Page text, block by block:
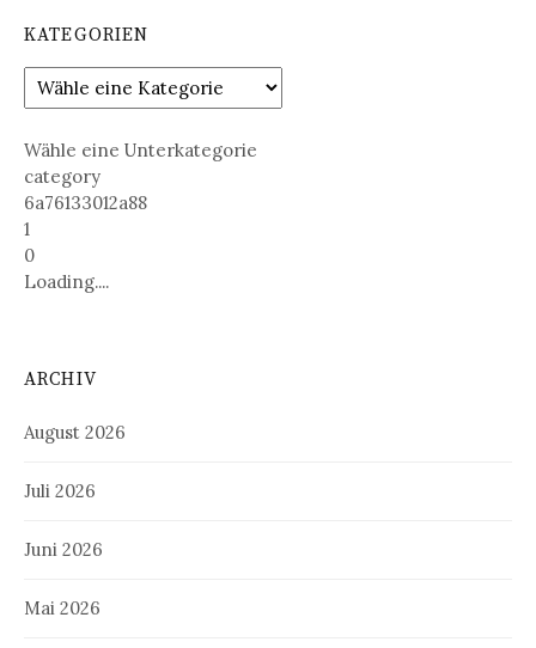
KATEGORIEN
Wähle eine Unterkategorie
category
6a76133012a88
1
0
Loading....
ARCHIV
August 2026
Juli 2026
Juni 2026
Mai 2026